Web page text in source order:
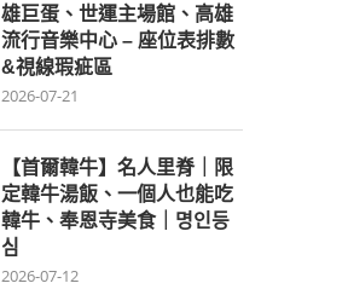
雄巨蛋、世運主場館、高雄
流行音樂中心 – 座位表排數
&視線瑕疵區
2026-07-21
【首爾韓牛】名人里脊｜限
定韓牛湯飯、一個人也能吃
韓牛、奉恩寺美食｜명인등
심
2026-07-12